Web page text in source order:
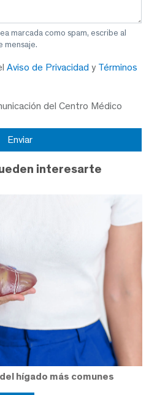
marcada como spam, escribe al
mensaje.
Aviso de Privacidad y Términos
del Centro Médico
interesarte
hígado más comunes